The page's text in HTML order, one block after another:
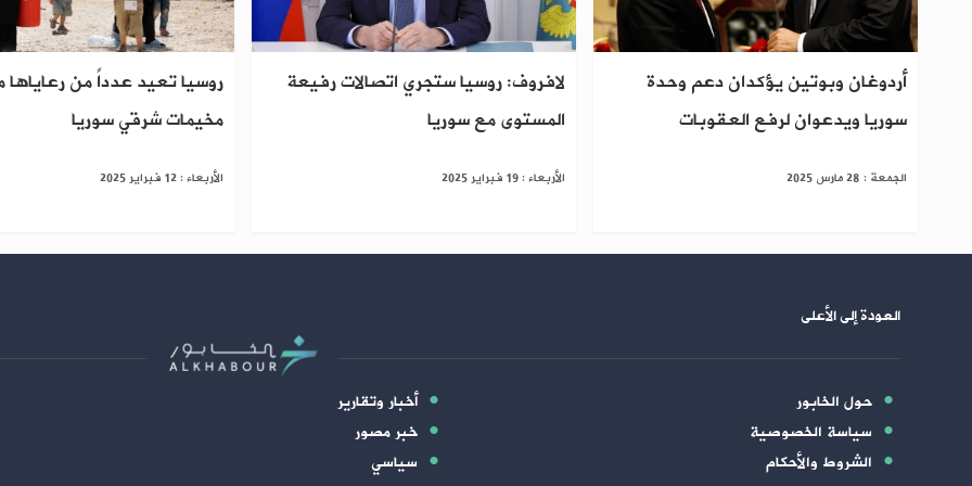
أردوغان وبوتين يؤكدان دعم وحدة
سوريا ويدعوان لرفع العقوبات
الجمعة : 28 مارس 2025
لافروف: روسيا ستجري اتصالات رفيعة
المستوى مع سوريا
الأربعاء : 19 فبراير 2025
روسيا تعيد عدداً من
مخيمات شرقي سوريا
الأربعاء : 12 فبراير 2025
العودة إلى الأعلى
حول الخابور
سياسة الخصوصية
الشروط والأحكام
أخبار وتقارير
خبر مصور
سياسي